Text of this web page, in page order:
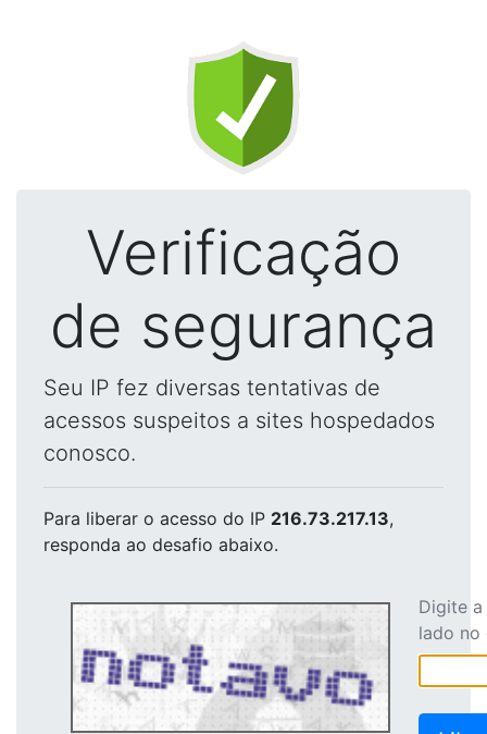
Verificação
de segurança
Seu IP fez diversas tentativas de
acessos suspeitos a sites hospedados
conosco.
Para liberar o acesso do IP 216.73.217.13,
responda ao desafio abaixo.
Digite
lado no